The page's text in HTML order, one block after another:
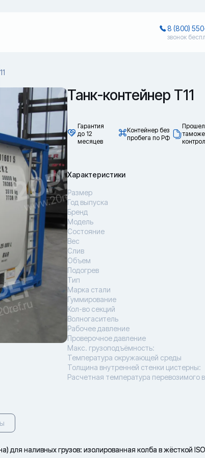
8 (800)
звонок
Танк-контейнер Т11
Гарантия
до 12
месяцев
Контейнер без
пробега по РФ
Прошел
Характеристики
Размер
Год выпуска
Бренд
Модель
Состояние
Вес
Слив
Объем
Подогрев
Тип
Марка стали
Гуммирование
Кол-во секций
Волногаситель
Рабочее давление
Проверочное давление
Макс. грузоподъёмность:
Температура окружающей среды
Толщина внутренней стенки цистерны:
Расчетная температура перевозимого
для наливных грузов: изолированная колба в жёсткой